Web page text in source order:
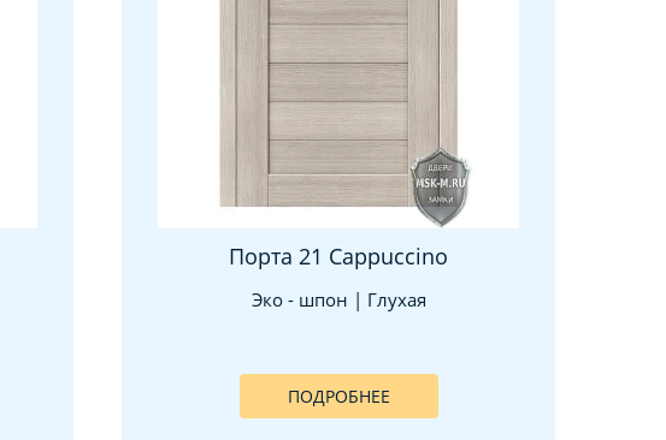
Порта 21 Cappuccino
Эко - шпон | Глухая
ПОДРОБНЕЕ